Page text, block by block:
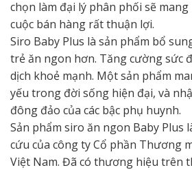
chọn làm đại lý phân phối sẽ
cuộc bán hàng rất thuận lợi.
Siro Baby Plus là sản phẩm bổ
trẻ ăn ngon hơn. Tăng cường sức
dịch khoẻ mạnh. Một sản phẩm
yếu trong đời sống hiện đại, và
đông đảo của các bậc phụ huynh.
Sản phẩm siro ăn ngon Baby Plus
cứu của công ty Cổ phần Thương
Việt Nam. Đã có thương hiệu trên